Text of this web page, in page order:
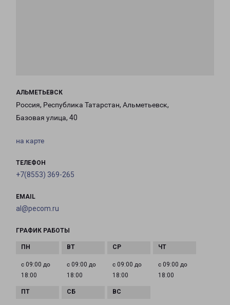
АЛЬМЕТЬЕВСК
Россия, Республика Татарстан, Альметьевск,
Базовая улица, 40
на карте
ТЕЛЕФОН
+7(8553) 369-265
EMAIL
al@pecom.ru
ГРАФИК РАБОТЫ
с 09:00 до
18:00
с 09:00 до
18:00
с 09:00 до
18:00
с 09:00 до
18:00